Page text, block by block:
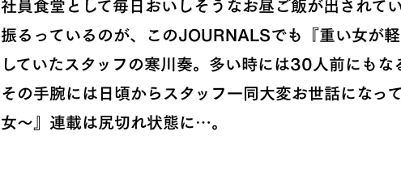
社員食堂として毎日おいしそうなお昼ご飯が出されて
振るっているのが、このJOURNALSでも『重い女が
していたスタッフの寒川奏。多い時には30人前にも
その手腕には日頃からスタッフ一同大変お世話になっ
女〜』連載は尻切れ状態に…。